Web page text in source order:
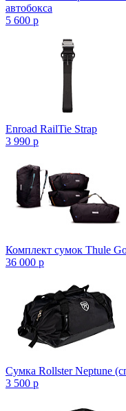
автобокса
5 600 p
Enroad RailTie Strap
3 990 p
Комплект сумок Thule
36 000 p
Сумка Rollster Neptune
3 500 p